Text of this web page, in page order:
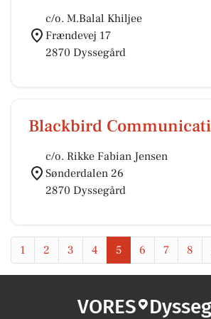
c/o. M.Balal Khiljee
Frændevej 17
2870 Dyssegård
Blackbird
c/o. Rikke Fabian Jensen
Sønderdalen 26
2870 Dyssegård
1 2 3 4 5 6 7 8
VORES